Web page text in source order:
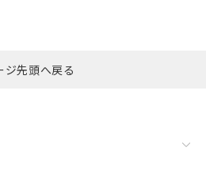
ジ先頭へ戻る